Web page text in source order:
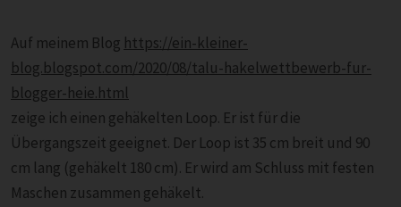
Auf meinem Blog https://ein-kleiner-
blog.blogspot.com/2020/08/talu-hakelwettbewerb-fur-
blogger-heie.html
zeige ich einen gehäkelten Loop. Er ist für die
Übergangszeit geeignet. Der Loop ist 35 cm breit und 90
cm lang (gehäkelt 180 cm). Er wird am Schluss mit festen
Maschen zusammen gehäkelt.